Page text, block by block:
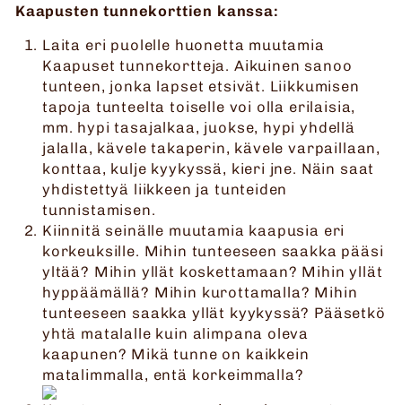
Kaapusten tunnekorttien kanssa:
Laita eri puolelle huonetta muutamia
Kaapuset tunnekortteja. Aikuinen sanoo
tunteen, jonka lapset etsivät. Liikkumisen
tapoja tunteelta toiselle voi olla erilaisia,
mm. hypi tasajalkaa, juokse, hypi yhdellä
jalalla, kävele takaperin, kävele varpaillaan,
konttaa, kulje kyykyssä, kieri jne. Näin saat
yhdistettyä liikkeen ja tunteiden
tunnistamisen.
Kiinnitä seinälle muutamia kaapusia eri
korkeuksille. Mihin tunteeseen saakka pääsi
yltää? Mihin yllät koskettamaan? Mihin yllät
hyppäämällä? Mihin kurottamalla? Mihin
tunteeseen saakka yllät kyykyssä? Pääsetkö
yhtä matalalle kuin alimpana oleva
kaapunen? Mikä tunne on kaikkein
matalimmalla, entä korkeimmalla?